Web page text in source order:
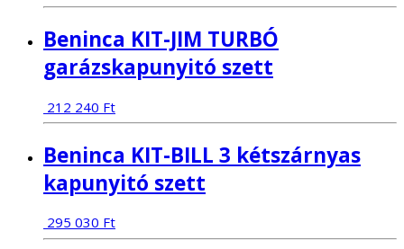
Beninca KIT-JIM TURBÓ
garázskapunyitó szett
212 240 Ft
Beninca KIT-BILL 3 kétszárnyas
kapunyitó szett
295 030 Ft